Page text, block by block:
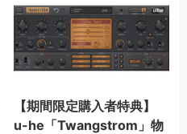
【期間限定購入者特典】
u-he「Twangstrom」物